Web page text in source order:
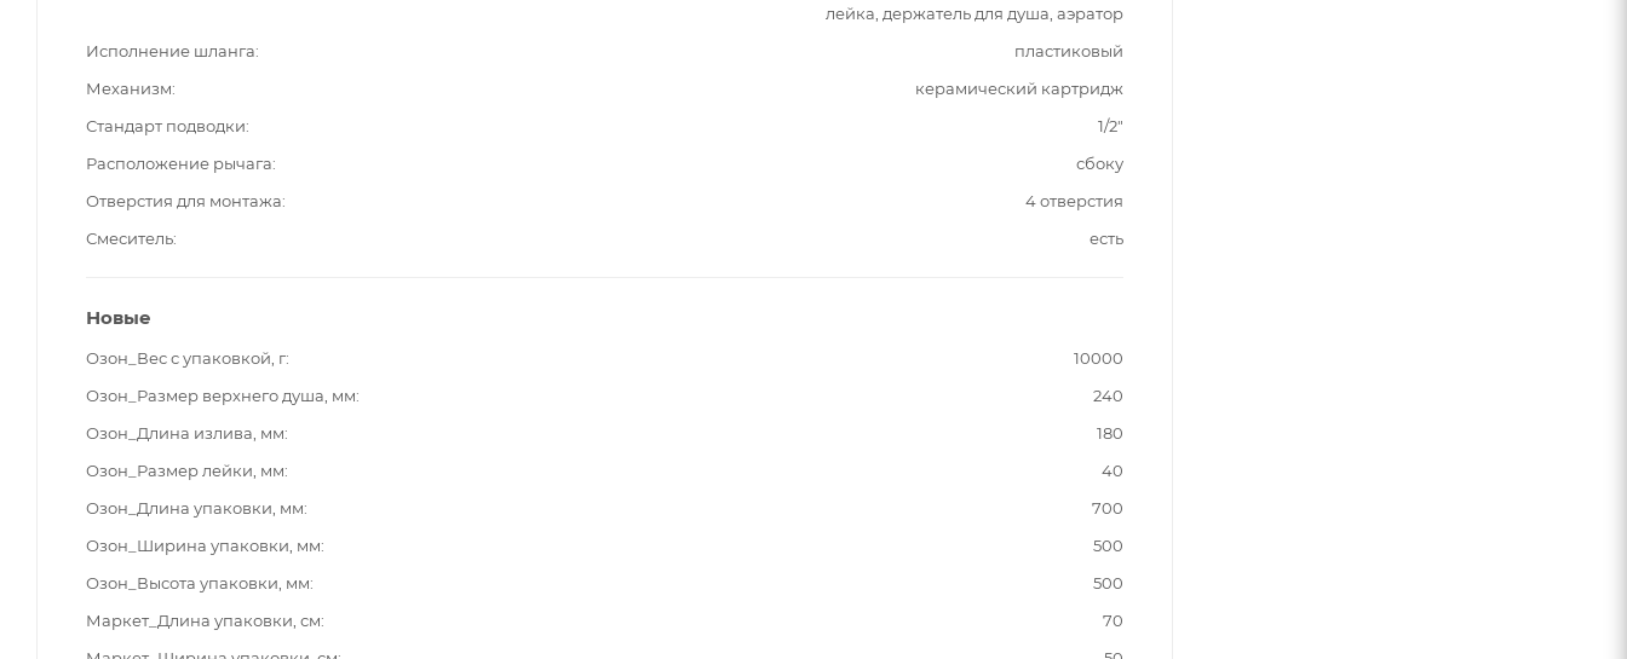
лейка, держатель для душа, аэратор
Исполнение шланга
пластиковый
Механизм
керамический картридж
Стандарт подводки
1/2"
Расположение рычага
сбоку
Отверстия для монтажа
4 отверстия
Смеситель
есть
Новые
Озон_Вес с упаковкой, г
10000
Озон_Размер верхнего душа, мм
240
Озон_Длина излива, мм
180
Озон_Размер лейки, мм
40
Озон_Длина упаковки, мм
700
Озон_Ширина упаковки, мм
500
Озон_Высота упаковки, мм
500
Маркет_Длина упаковки, см
70